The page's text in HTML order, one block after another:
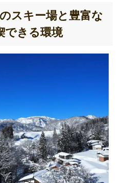
スキー場と豊富な
できる環境